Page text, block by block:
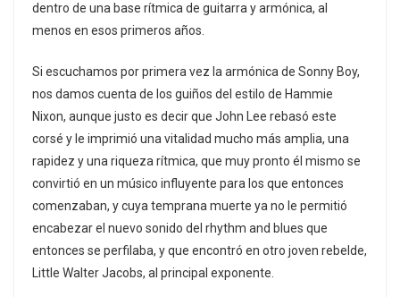
dentro de una base rítmica de guitarra y armónica, al
menos en esos primeros años.
Si escuchamos por primera vez la armónica de Sonny Boy,
nos damos cuenta de los guiños del estilo de Hammie
Nixon, aunque justo es decir que John Lee rebasó este
corsé y le imprimió una vitalidad mucho más amplia, una
rapidez y una riqueza rítmica, que muy pronto él mismo se
convirtió en un músico influyente para los que entonces
comenzaban, y cuya temprana muerte ya no le permitió
encabezar el nuevo sonido del rhythm and blues que
entonces se perfilaba, y que encontró en otro joven rebelde,
Little Walter Jacobs, al principal exponente.